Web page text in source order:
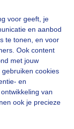
voor geeft, je
en aanbod
te tonen, en voor
Ook content
met jouw
cookies
en
van
ook je precieze